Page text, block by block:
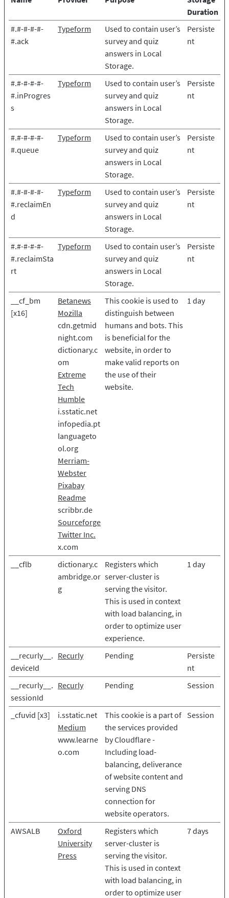
Duration
#.#-#-#-#-
#.ack
Typeform
Used to contain user’s
survey and quiz
answers in Local
Storage.
Persiste
nt
#.#-#-#-#-
#.inProgres
s
Typeform
Used to contain user’s
survey and quiz
answers in Local
Storage.
Persiste
nt
#.#-#-#-#-
#.queue
Typeform
Used to contain user’s
survey and quiz
answers in Local
Storage.
Persiste
nt
#.#-#-#-#-
#.reclaimEn
d
Typeform
Used to contain user’s
survey and quiz
answers in Local
Storage.
Persiste
nt
#.#-#-#-#-
#.reclaimSta
rt
Typeform
Used to contain user’s
survey and quiz
answers in Local
Storage.
Persiste
nt
__cf_bm
[x16]
Betanews
Mozilla
cdn.getmid
night.com
dictionary.c
om
Extreme
Tech
Humble
i.sstatic.net
infopedia.pt
languageto
ol.org
Merriam-
Webster
Pixabay
Readme
scribbr.de
Sourceforge
Twitter Inc.
x.com
This cookie is used to
distinguish between
humans and bots. This
is beneficial for the
website, in order to
make valid reports on
the use of their
website.
1 day
__cflb
dictionary.c
ambridge.or
g
Registers which
server-cluster is
serving the visitor.
This is used in context
with load balancing, in
order to optimize user
experience.
1 day
__recurly__.
deviceId
Recurly Pending
Persiste
nt
__recurly__.
sessionId
Recurly Pending Session
_cfuvid [x3]
i.sstatic.net
Medium
www.learne
o.com
This cookie is a part of
the services provided
by Cloudflare -
Including load-
balancing, deliverance
of website content and
serving DNS
connection for
website operators.
Session
AWSALB
Oxford
University
Press
Registers which
server-cluster is
serving the visitor.
This is used in context
with load balancing, in
order to optimize user
7 days